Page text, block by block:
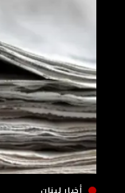
أخبار لبنان